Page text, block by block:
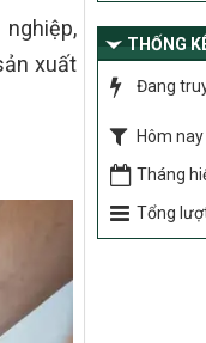
xuất
Quy định
phân bổ
Chương
phát triển
2026 –
Chỉ Thị
về đẩy
THỐNG
Đang
Hôm nay
Tháng
Tổng